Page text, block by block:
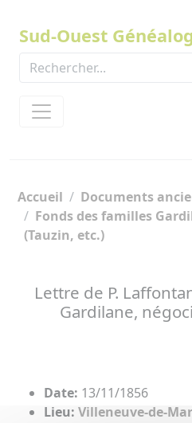
Sud-Ouest
Accueil Documents
Fonds des familles
(Tauzin, etc.)
Lettre de P.
Gardilane,
Date: 13/11/1856
Lieu: Villeneuve-de-